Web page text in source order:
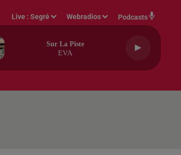
Live :Segré Webradios Podcasts
Sur La Piste
EVA